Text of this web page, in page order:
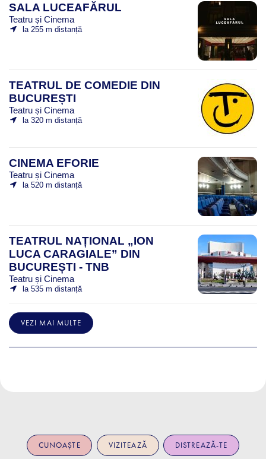
SALA LUCEAFĂRUL
Teatru și Cinema
la 255 m distanță
TEATRUL DE COMEDIE DIN
BUCUREȘTI
Teatru și Cinema
la 320 m distanță
CINEMA EFORIE
Teatru și Cinema
la 520 m distanță
TEATRUL NAȚIONAL „ION
LUCA CARAGIALE” DIN
BUCUREȘTI - TNB
Teatru și Cinema
la 535 m distanță
VEZI MAI MULTE
CUNOAȘTE VIZITEAZĂ DISTREAZĂ-TE